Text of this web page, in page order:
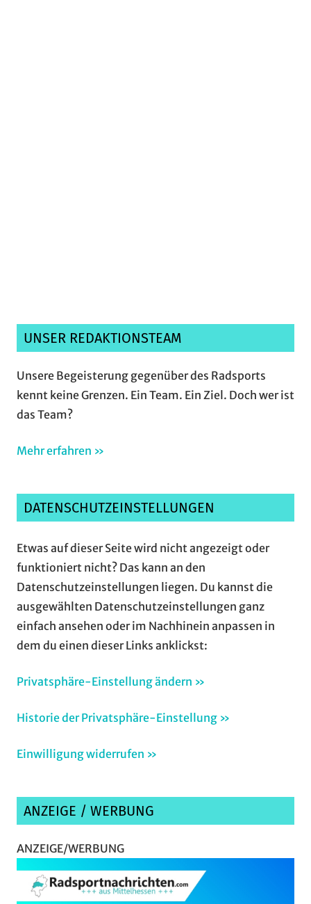
UNSER REDAKTIONSTEAM
Unsere Begeisterung gegenüber des Radsports
kennt keine Grenzen. Ein Team. Ein Ziel. Doch wer ist
das Team?
Mehr erfahren »
DATENSCHUTZEINSTELLUNGEN
Etwas auf dieser Seite wird nicht angezeigt oder
funktioniert nicht? Das kann an den
Datenschutzeinstellungen liegen. Du kannst die
ausgewählten Datenschutzeinstellungen ganz
einfach ansehen oder im Nachhinein anpassen in
dem du einen dieser Links anklickst:
Privatsphäre-Einstellung ändern »
Historie der Privatsphäre-Einstellung »
Einwilligung widerrufen »
ANZEIGE / WERBUNG
ANZEIGE/WERBUNG